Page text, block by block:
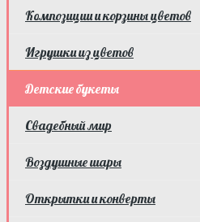
Композиции и корзины цветов
Игрушки из цветов
Детские букеты
Свадебный мир
Воздушные шары
Открытки и конверты